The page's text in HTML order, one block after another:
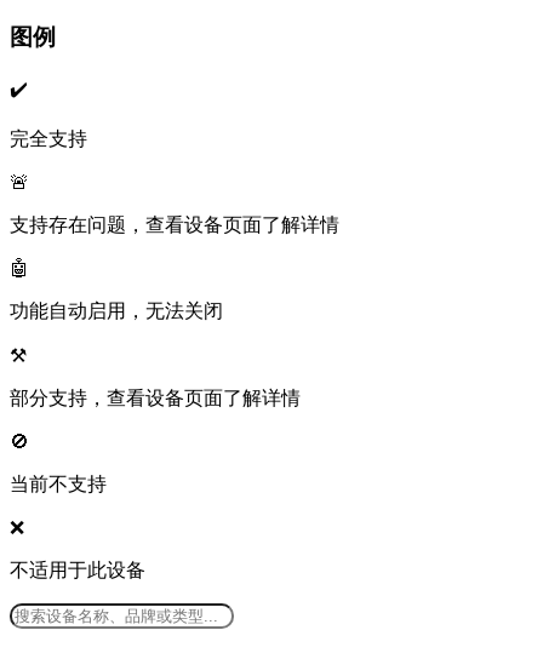
图例
✔️
完全支持
🚨
支持存在问题，查看设备页面了解详情
🤖
功能自动启用，无法关闭
⚒️
部分支持，查看设备页面了解详情
🚫
当前不支持
❌
不适用于此设备